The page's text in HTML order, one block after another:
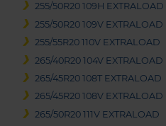
255/50R20 109H EXTRALOAD
255/50R20 109V EXTRALOAD
255/55R20 110V EXTRALOAD
265/40R20 104V EXTRALOAD
265/45R20 108T EXTRALOAD
265/45R20 108V EXTRALOAD
265/50R20 111V EXTRALOAD